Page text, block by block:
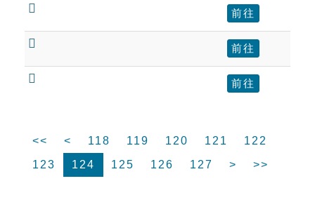
 前往
 前往
 前往
<< < 118 119 120 121
122
123
124 125 126 127 > >>